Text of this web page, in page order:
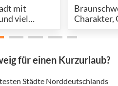
mit
viel
Charakter,
für einen Kurzurlaub?
Städte Norddeutschlands